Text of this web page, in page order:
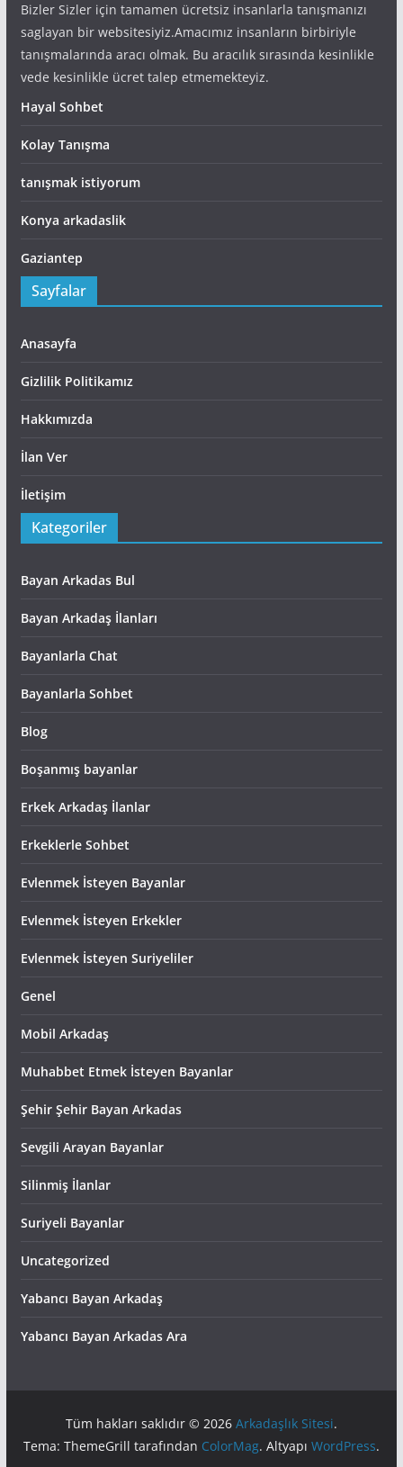
Bizler Sizler için tamamen ücretsiz insanlarla tanışmanızı
saglayan bir websitesiyiz.Amacımız insanların birbiriyle
tanışmalarında aracı olmak. Bu aracılık sırasında kesinlikle
vede kesinlikle ücret talep etmemekteyiz.
Hayal Sohbet
Kolay Tanışma
tanışmak istiyorum
Konya arkadaslik
Gaziantep
Sayfalar
Anasayfa
Gizlilik Politikamız
Hakkımızda
İlan Ver
İletişim
Kategoriler
Bayan Arkadas Bul
Bayan Arkadaş İlanları
Bayanlarla Chat
Bayanlarla Sohbet
Blog
Boşanmış bayanlar
Erkek Arkadaş İlanlar
Erkeklerle Sohbet
Evlenmek İsteyen Bayanlar
Evlenmek İsteyen Erkekler
Evlenmek İsteyen Suriyeliler
Genel
Mobil Arkadaş
Muhabbet Etmek İsteyen Bayanlar
Şehir Şehir Bayan Arkadas
Sevgili Arayan Bayanlar
Silinmiş İlanlar
Suriyeli Bayanlar
Uncategorized
Yabancı Bayan Arkadaş
Yabancı Bayan Arkadas Ara
Tüm hakları saklıdır © 2026 Arkadaşlık Sitesi.
Tema: ThemeGrill tarafından ColorMag. Altyapı WordPress.